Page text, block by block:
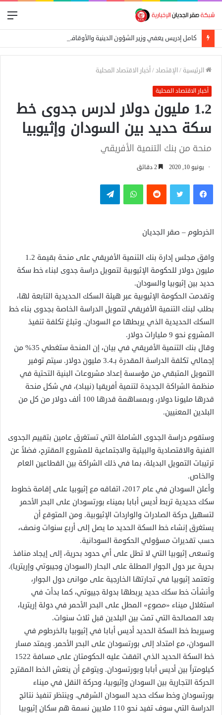
كامل إدريس يعفي وزير الشؤون الدينية والأوقاف
الرئيسية /الإقتصاد/أخبار الاقتصاد المحلية
أخبار الاقتصاد المحلية
1.2 مليون دولار لدرس جدوى خط
سكة حديد بين السودان وإثيوبيا
منحة من بنك التنمية الأفريقي
يونيو 10, 2020
فيسبوكتويتر واتساب تيلقرام
الخرطوم – صقر الجديان
وافق مجلس إدارة بنك التنمية الأفريقي على منحة بقيمة 1.2
مليون دولار للحكومة الإثيوبية لتمويل دراسة جدوى لبناء خط سكة
حديد بين إثيوبيا والسودان.
وتقدمت الحكومة الإثيوبية عبر هيئة السكك الحديدية التابعة لها،
بطلب لبنك التنمية الأفريقي لتمويل الدراسة الخاصة بجدوى بناء خط
السكك الحديدية الذي يربطها مع السودان. وتبلغ تكلفة تنفيذ
المشروع نحو 9 مليارات دولار.
وقال بنك التنمية الأفريقي في بيان، إن المنحة ستغطي 35% من
إجمالي تكلفة الدراسة المقدرة بـ3.4 مليون دولار. سيتم توفير
التمويل المتبقي من مؤسسة إعداد مشروعات البنية التحتية في
منظمة الشراكة الجديدة لتنمية أفريقيا (نيباد)، في شكل منحة
قدرها مليونا دولار، وبمساهمة قدرها 100 ألف دولار من كل من
البلدين المعنيين.
وستقوم دراسة الجدوى الشاملة التي تستغرق عامين بتقييم الجدوى
الفنية والاقتصادية والبيئية والاجتماعية للمشروع المقترح، فضلاً عن
ترتيبات التمويل البديلة، بما في ذلك الشراكة بين القطاعين العام
والخاص.
وأعلن السودان في عام 2017، اتفاقه مع إثيوبيا على إقامة خطوط
سكك حديدية تربط أديس أبابا بميناء بورتسودان على البحر الأحمر
لتسهيل حركة الصادرات والواردات الإثيوبية. ومن المتوقع أن
يستغرق إنشاء خط السكة الحديد ما يصل إلى أربع سنوات ونصف،
حسب تقديرات مسؤولي الحكومة السودانية.
وتسعى إثيوبيا التي لا تطل على أي حدود بحرية، إلى إيجاد منافذ
بحرية عبر دول الجوار المطلة على البحار (السودان وجيبوتي وإريتريا).
وتعتمد إثيوبيا في تجارتها الخارجية على موانئ دول الجوار،
وأنشأت خط سكك حديد يربطها بدولة جييوتي، كما بدأت في
استغلال ميناء «مصوع» المطل على البحر الأحمر في دولة إريتريا،
بعد المصالحة التي تمت بين البلدين قبل ثلاث سنوات.
وسيربط خط السكة الحديد أديس أبابا في إثيوبيا بالخرطوم في
السودان، مع امتداد إلى بورتسودان على البحر الأحمر. ويمتد مسار
خط السكة الحديد الذي اتفقت عليه الحكومتان على مسافة 1522
كيلومتراً بين أديس أبابا وبورتسودان. ويتوقع أن ينعش الخط المقترح
الحركة التجارية بين السودان وإثيوبيا، وحركة النقل في ميناء
بورتسودان وخط سكك حديد السودان الشرقي. وينتظر تنفيذ نتائج
الدراسة التي سوف تفيد نحو 110 ملايين نسمة هم سكان إثيوبيا